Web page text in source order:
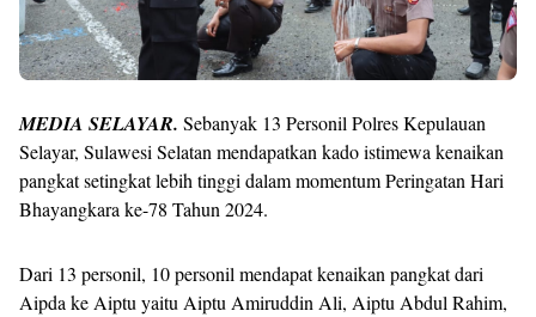
MEDIA SELAYAR. Sebanyak 13 Personil Polres Kepulauan
Selayar, Sulawesi Selatan mendapatkan kado istimewa kenaikan
pangkat setingkat lebih tinggi dalam momentum Peringatan Hari
Bhayangkara ke-78 Tahun 2024.
Dari 13 personil, 10 personil mendapat kenaikan pangkat dari
Aipda ke Aiptu yaitu Aiptu Amiruddin Ali, Aiptu Abdul Rahim,